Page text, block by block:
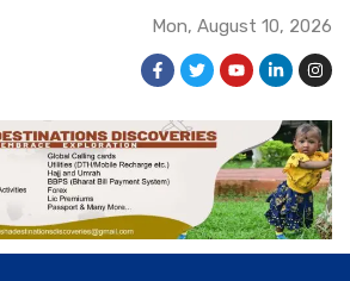
Mon, August 10, 2026